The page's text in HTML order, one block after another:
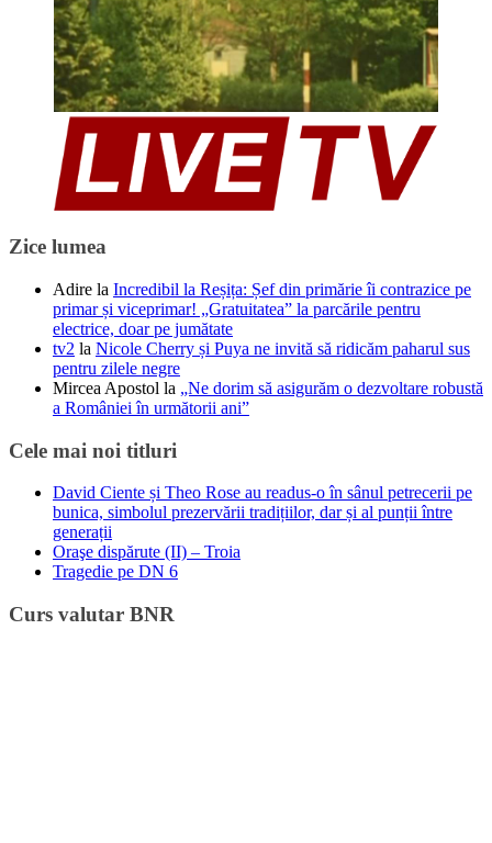
Zice lumea
Adire la Incredibil la Reșița: Șef din primărie îi contrazice pe
primar și viceprimar! „Gratuitatea” la parcările pentru
electrice, doar pe jumătate
tv2 la Nicole Cherry și Puya ne invită să ridicăm paharul sus
pentru zilele negre
Mircea Apostol la „Ne dorim să asigurăm o dezvoltare robustă
a României în următorii ani”
Cele mai noi titluri
David Ciente și Theo Rose au readus-o în sânul petrecerii pe
bunica, simbolul prezervării tradițiilor, dar și al punții între
generații
Oraşe dispărute (II) – Troia
Tragedie pe DN 6
Curs valutar BNR